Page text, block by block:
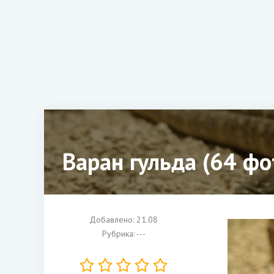
Варан гульда (64
Добавлено: 21.08
Рубрика: ---